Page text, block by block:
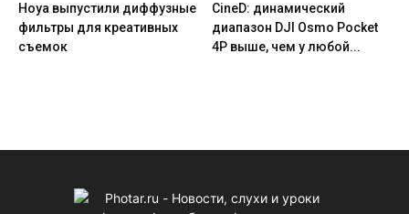
Hoya выпустили диффузные
фильтры для креативных
съемок
CineD: динамический
диапазон DJI Osmo Pocket
4P выше, чем у любой...